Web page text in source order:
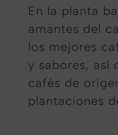
En la planta
amantes del
los mejores
y sabores, así
cafés de
plantaciones